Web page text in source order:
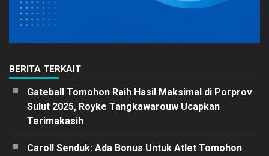
BERITA TERKAIT
Gateball Tomohon Raih Hasil Maksimal di Porprov
Sulut 2025, Royke Tangkawarouw Ucapkan
Terimakasih
Caroll Senduk: Ada Bonus Untuk Atlet Tomohon